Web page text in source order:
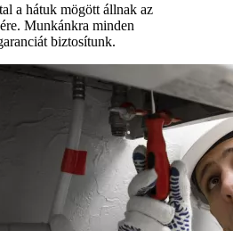
a hátuk mögött állnak az
Munkánkra minden
biztosítunk.